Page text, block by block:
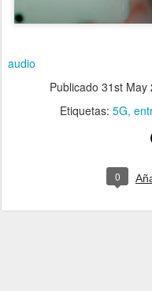
audio
Publicado 31st May
Etiquetas: 5G
0